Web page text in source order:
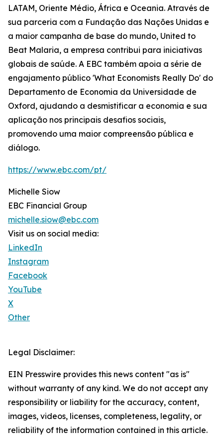
LATAM, Oriente Médio, África e Oceania. Através de
sua parceria com a Fundação das Nações Unidas e
a maior campanha de base do mundo, United to
Beat Malaria, a empresa contribui para iniciativas
globais de saúde. A EBC também apoia a série de
engajamento público 'What Economists Really Do' do
Departamento de Economia da Universidade de
Oxford, ajudando a desmistificar a economia e sua
aplicação nos principais desafios sociais,
promovendo uma maior compreensão pública e
diálogo.
https://www.ebc.com/pt/
Michelle Siow
EBC Financial Group
michelle.siow@ebc.com
Visit us on social media:
LinkedIn
Instagram
Facebook
YouTube
X
Other
Legal Disclaimer:
EIN Presswire provides this news content "as is"
without warranty of any kind. We do not accept any
responsibility or liability for the accuracy, content,
images, videos, licenses, completeness, legality, or
reliability of the information contained in this article.